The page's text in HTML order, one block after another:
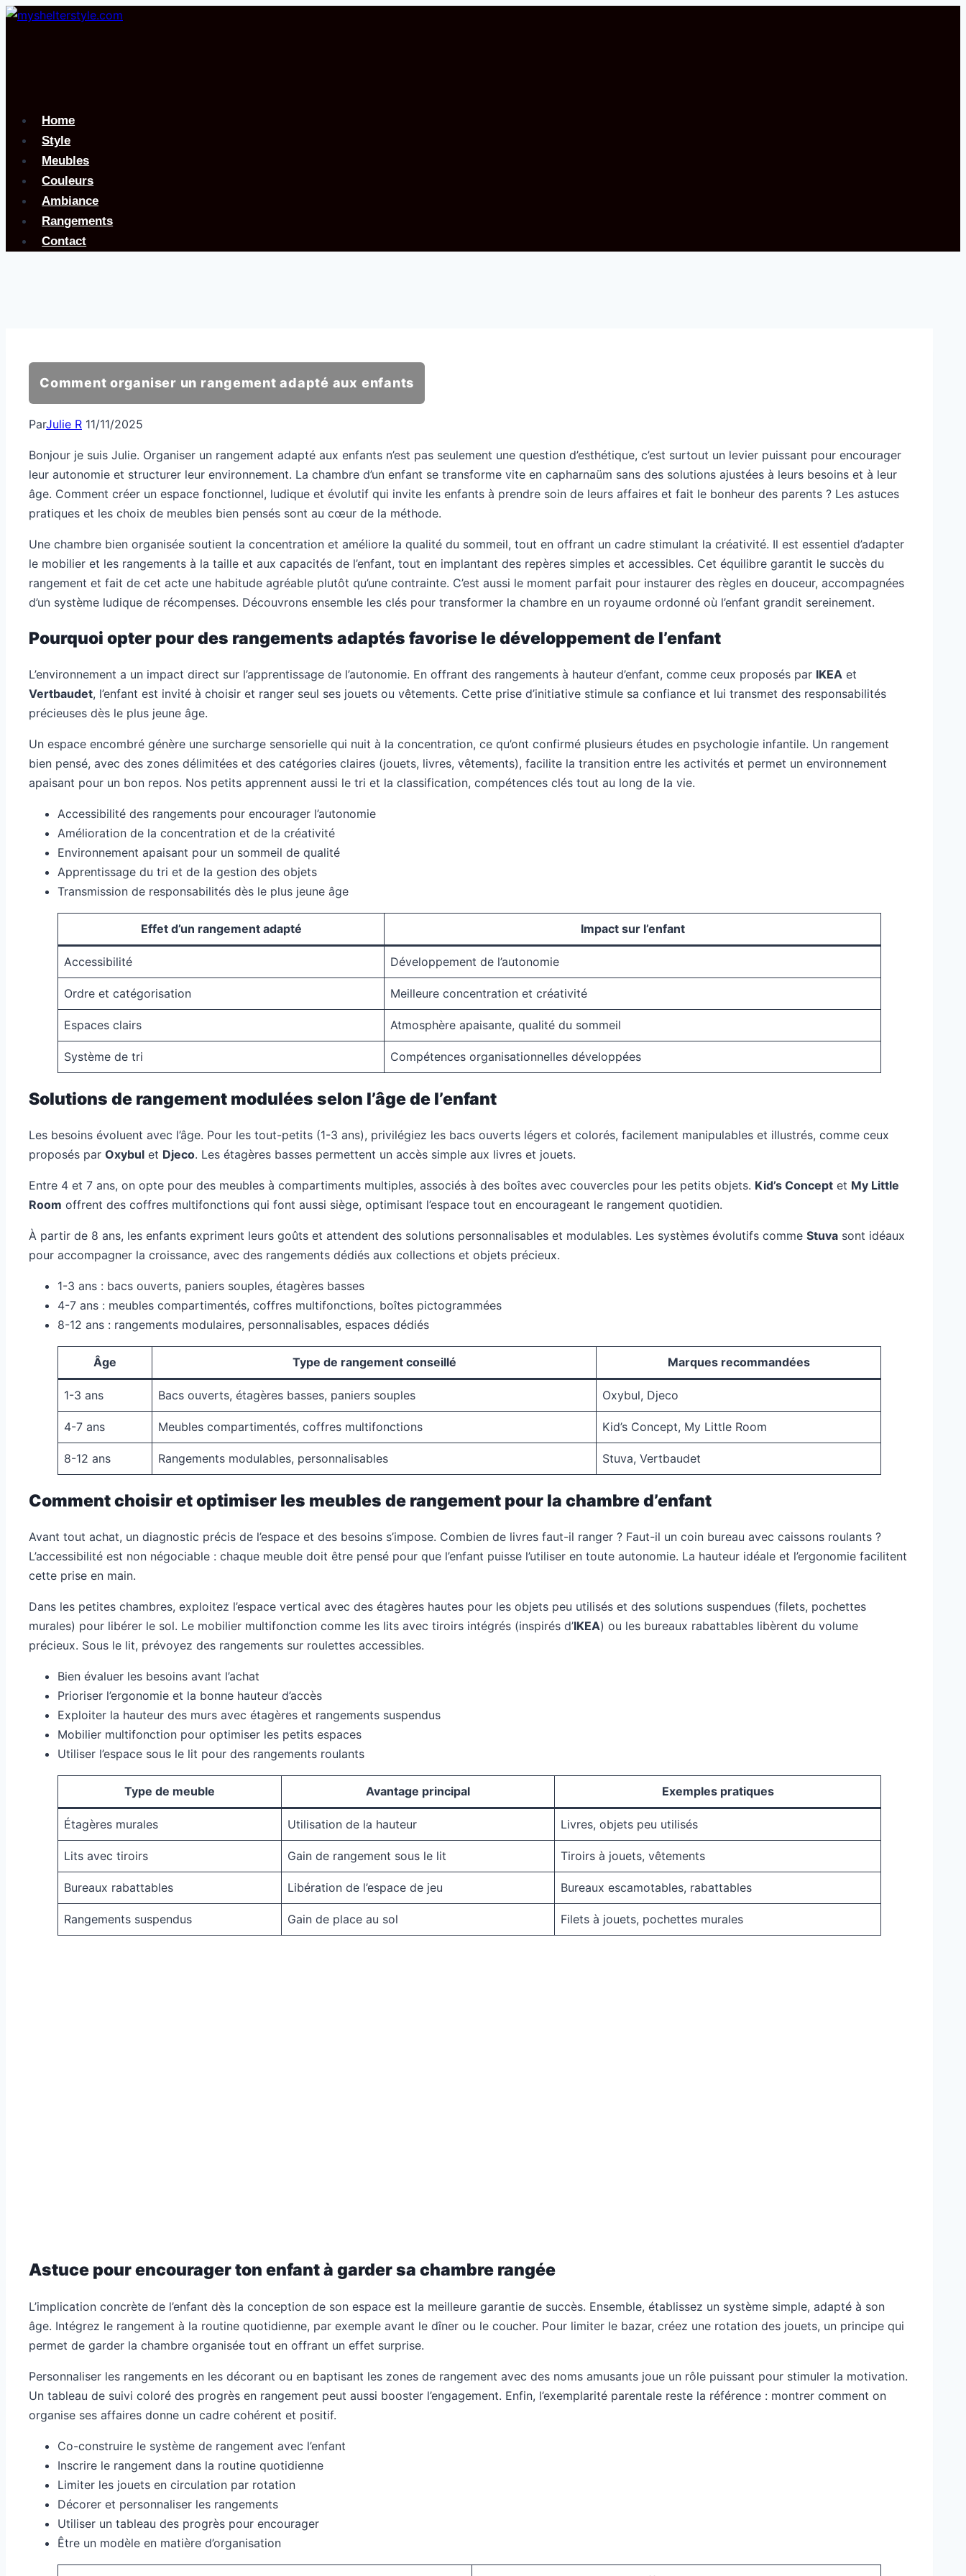
Aller
Home
Style
Meubles
Couleurs
Ambiance
Rangements
Contact
Comment organiser un rangement adapté aux enfants
ParJulie R 11/11/2025
Bonjour je suis Julie. Organiser un rangement adapté aux enfants n’est pas seulement une question d’esthétique, c’est surtout un levier puissant pour encourager
leur autonomie et structurer leur environnement. La chambre d’un enfant se transforme vite en capharnaüm sans des solutions ajustées à leurs besoins et à leur
âge. Comment créer un espace fonctionnel, ludique et évolutif qui invite les enfants à prendre soin de leurs affaires et fait le bonheur des parents ? Les astuces
pratiques et les choix de meubles bien pensés sont au cœur de la méthode.
Une chambre bien organisée soutient la concentration et améliore la qualité du sommeil, tout en offrant un cadre stimulant la créativité. Il est essentiel d’adapter
le mobilier et les rangements à la taille et aux capacités de l’enfant, tout en implantant des repères simples et accessibles. Cet équilibre garantit le succès du
rangement et fait de cet acte une habitude agréable plutôt qu’une contrainte. C’est aussi le moment parfait pour instaurer des règles en douceur, accompagnées
d’un système ludique de récompenses. Découvrons ensemble les clés pour transformer la chambre en un royaume ordonné où l’enfant grandit sereinement.
Pourquoi opter pour des rangements adaptés favorise le développement de l’enfant
L’environnement a un impact direct sur l’apprentissage de l’autonomie. En offrant des rangements à hauteur d’enfant, comme ceux proposés par IKEA et
Vertbaudet, l’enfant est invité à choisir et ranger seul ses jouets ou vêtements. Cette prise d’initiative stimule sa confiance et lui transmet des responsabilités
précieuses dès le plus jeune âge.
Un espace encombré génère une surcharge sensorielle qui nuit à la concentration, ce qu’ont confirmé plusieurs études en psychologie infantile. Un rangement
bien pensé, avec des zones délimitées et des catégories claires (jouets, livres, vêtements), facilite la transition entre les activités et permet un environnement
apaisant pour un bon repos. Nos petits apprennent aussi le tri et la classification, compétences clés tout au long de la vie.
Accessibilité des rangements pour encourager l’autonomie
Amélioration de la concentration et de la créativité
Environnement apaisant pour un sommeil de qualité
Apprentissage du tri et de la gestion des objets
Transmission de responsabilités dès le plus jeune âge
Effet d’un rangement adapté Impact sur l’enfant
Accessibilité Développement de l’autonomie
Ordre et catégorisation Meilleure concentration et créativité
Espaces clairs Atmosphère apaisante, qualité du sommeil
Système de tri Compétences organisationnelles développées
Solutions de rangement modulées selon l’âge de l’enfant
Les besoins évoluent avec l’âge. Pour les tout-petits (1-3 ans), privilégiez les bacs ouverts légers et colorés, facilement manipulables et illustrés, comme ceux
proposés par Oxybul et Djeco. Les étagères basses permettent un accès simple aux livres et jouets.
Entre 4 et 7 ans, on opte pour des meubles à compartiments multiples, associés à des boîtes avec couvercles pour les petits objets. Kid’s Concept et My Little
Room offrent des coffres multifonctions qui font aussi siège, optimisant l’espace tout en encourageant le rangement quotidien.
À partir de 8 ans, les enfants expriment leurs goûts et attendent des solutions personnalisables et modulables. Les systèmes évolutifs comme Stuva sont idéaux
pour accompagner la croissance, avec des rangements dédiés aux collections et objets précieux.
1-3 ans : bacs ouverts, paniers souples, étagères basses
4-7 ans : meubles compartimentés, coffres multifonctions, boîtes pictogrammées
8-12 ans : rangements modulaires, personnalisables, espaces dédiés
Âge Type de rangement conseillé Marques recommandées
1-3 ans Bacs ouverts, étagères basses, paniers souples Oxybul, Djeco
4-7 ans Meubles compartimentés, coffres multifonctions Kid’s Concept, My Little Room
8-12 ans Rangements modulables, personnalisables Stuva, Vertbaudet
Comment choisir et optimiser les meubles de rangement pour la chambre d’enfant
Avant tout achat, un diagnostic précis de l’espace et des besoins s’impose. Combien de livres faut-il ranger ? Faut-il un coin bureau avec caissons roulants ?
L’accessibilité est non négociable : chaque meuble doit être pensé pour que l’enfant puisse l’utiliser en toute autonomie. La hauteur idéale et l’ergonomie facilitent
cette prise en main.
Dans les petites chambres, exploitez l’espace vertical avec des étagères hautes pour les objets peu utilisés et des solutions suspendues (filets, pochettes
murales) pour libérer le sol. Le mobilier multifonction comme les lits avec tiroirs intégrés (inspirés d’IKEA) ou les bureaux rabattables libèrent du volume
précieux. Sous le lit, prévoyez des rangements sur roulettes accessibles.
Bien évaluer les besoins avant l’achat
Prioriser l’ergonomie et la bonne hauteur d’accès
Exploiter la hauteur des murs avec étagères et rangements suspendus
Mobilier multifonction pour optimiser les petits espaces
Utiliser l’espace sous le lit pour des rangements roulants
Type de meuble Avantage principal Exemples pratiques
Étagères murales Utilisation de la hauteur Livres, objets peu utilisés
Lits avec tiroirs Gain de rangement sous le lit Tiroirs à jouets, vêtements
Bureaux rabattables Libération de l’espace de jeu Bureaux escamotables, rabattables
Rangements suspendus Gain de place au sol Filets à jouets, pochettes murales
Astuce pour encourager ton enfant à garder sa chambre rangée
L’implication concrète de l’enfant dès la conception de son espace est la meilleure garantie de succès. Ensemble, établissez un système simple, adapté à son
âge. Intégrez le rangement à la routine quotidienne, par exemple avant le dîner ou le coucher. Pour limiter le bazar, créez une rotation des jouets, un principe qui
permet de garder la chambre organisée tout en offrant un effet surprise.
Personnaliser les rangements en les décorant ou en baptisant les zones de rangement avec des noms amusants joue un rôle puissant pour stimuler la motivation.
Un tableau de suivi coloré des progrès en rangement peut aussi booster l’engagement. Enfin, l’exemplarité parentale reste la référence : montrer comment on
organise ses affaires donne un cadre cohérent et positif.
Co-construire le système de rangement avec l’enfant
Inscrire le rangement dans la routine quotidienne
Limiter les jouets en circulation par rotation
Décorer et personnaliser les rangements
Utiliser un tableau des progrès pour encourager
Être un modèle en matière d’organisation